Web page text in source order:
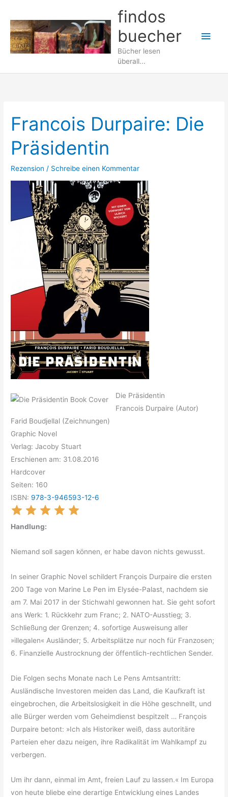
Inhalt
springen
findos
buecher
Bücher lesen
überall...
Francois Durpaire: Die
Präsidentin
Rezension / Schreibe einen Kommentar
Die Präsidentin
Francois Durpaire (Autor)
Farid Boudjellal (Zeichnungen)
Graphic Novel
Verlag: Jacoby Stuart
Erschienen am: 31.08.2016
Hardcover
Seiten: 160
ISBN: 978-3-946593-12-6
Handlung:
Niemand soll sagen können, er habe davon nichts gewusst.
In seiner Graphic Novel schildert François Durpaire die ersten
200 Tage von Marine Le Pen im Elysée-Palast, nachdem sie
am 7. Mai 2017 in der Stichwahl gewonnen hat. Sie geht sofort
ans Werk: 1. Rückkehr zum Franc; 2. NATO-Ausstieg; 3.
Schließung der Grenzen; 4. sofortige Ausweisung aller
»illegalen« Ausländer; 5. Arbeitsplätze nur noch für Franzosen;
6. Finanzielle Austrocknung der öffentlich-rechtlichen Sender.
Die Folgen sechs Monate nach Le Pens Amtsantritt:
Ausländische Investoren meiden das Land, die Kaufkraft ist
eingebrochen, die Arbeitslosigkeit in die Höhe geschnellt, und
alle Bürger werden vom Geheimdienst bespitzelt … François
Durpaire betont: »Ich als Historiker weiß, dass autoritäre
Parteien eher dazu neigen, ihre Radikalität im Wahlkampf zu
verbergen.
Um ihr dann, einmal im Amt, freien Lauf zu lassen.« Im Europa
von heute bliebe eine derartige Entwicklung eines Landes